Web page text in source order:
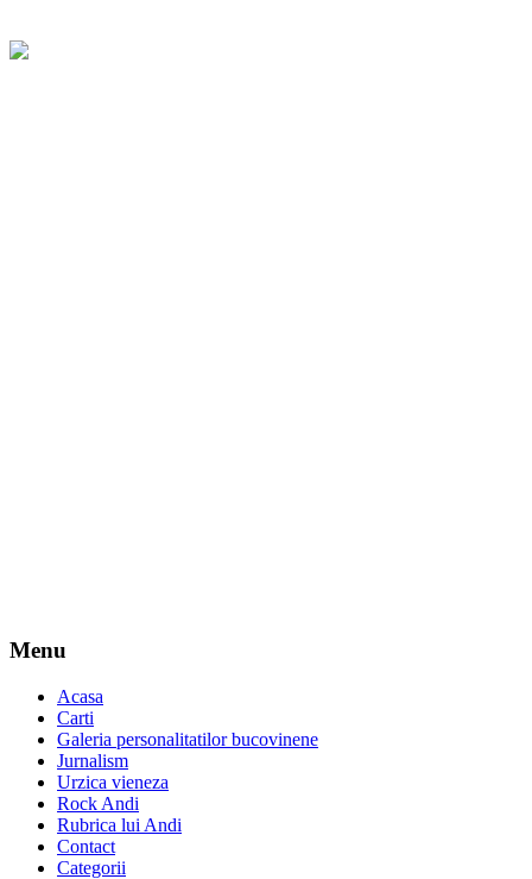
Menu
Acasa
Carti
Galeria personalitatilor bucovinene
Jurnalism
Urzica vieneza
Rock Andi
Rubrica lui Andi
Contact
Categorii